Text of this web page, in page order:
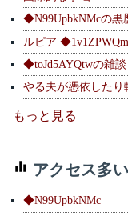
◆N99UpbkNMcの黒
ルピア
◆toJd5AYQtwの雑
やる夫が憑依したり
もっと見る
アクセス多
◆N99UpbkNMc